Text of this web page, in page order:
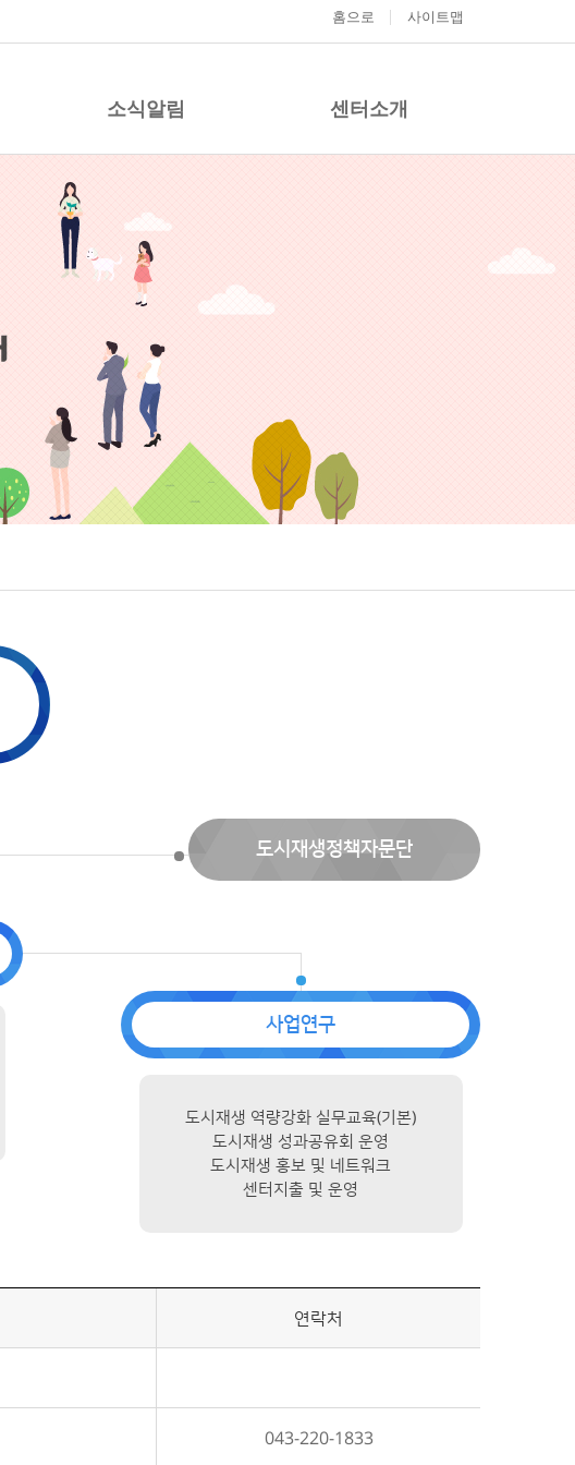
홈으로 사이트맵
소식알림 센터소개
도시재생정책자문단
사업연구
도시재생 역량강화 실무교육(기본)
도시재생 성과공유회 운영
도시재생 홍보 및 네트워크
센터지출 및 운영
연락처
043-220-1833